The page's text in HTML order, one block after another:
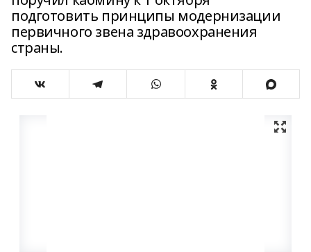
подготовить принципы модернизации
первичного звена здравоохранения
страны.